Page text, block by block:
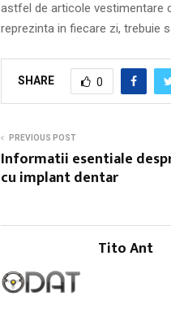
astfel de articole vestimentare
reprezinta in fiecare zi, trebuie
SHARE 0
PREVIOUS POST
Informatii esentiale
cu implant dentar
Tito Ant